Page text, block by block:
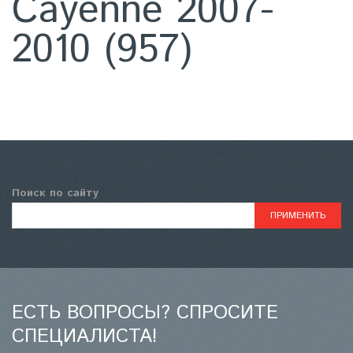
2010 (957)
Поиск по сайту
ЕСТЬ ВОПРОСЫ? СПРОСИТЕ
СПЕЦИАЛИСТА!